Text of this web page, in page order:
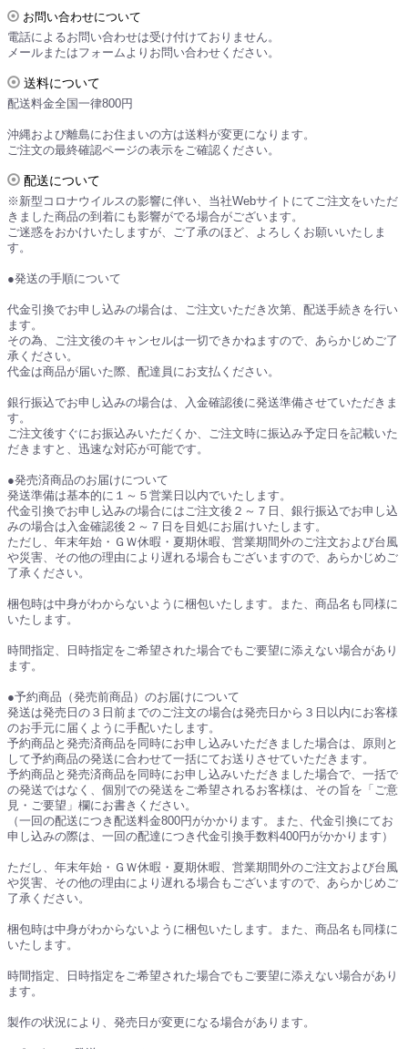
お問い合わせについて
電話によるお問い合わせは受け付けておりません。
メールまたはフォームよりお問い合わせください。
送料について
配送料金全国一律800円
沖縄および離島にお住まいの方は送料が変更になります。
ご注文の最終確認ページの表示をご確認ください。
配送について
※新型コロナウイルスの影響に伴い、当社Webサイトにてご注文をいただ
きました商品の到着にも影響がでる場合がございます。
ご迷惑をおかけいたしますが、ご了承のほど、よろしくお願いいたしま
す。
●発送の手順について
代金引換でお申し込みの場合は、ご注文いただき次第、配送手続きを行い
ます。
その為、ご注文後のキャンセルは一切できかねますので、あらかじめご了
承ください。
代金は商品が届いた際、配達員にお支払ください。
銀行振込でお申し込みの場合は、入金確認後に発送準備させていただきま
す。
ご注文後すぐにお振込みいただくか、ご注文時に振込み予定日を記載いた
だきますと、迅速な対応が可能です。
●発売済商品のお届けについて
発送準備は基本的に１～５営業日以内でいたします。
代金引換でお申し込みの場合にはご注文後２～７日、銀行振込でお申し込
みの場合は入金確認後２～７日を目処にお届けいたします。
ただし、年末年始・ＧＷ休暇・夏期休暇、営業期間外のご注文および台風
や災害、その他の理由により遅れる場合もございますので、あらかじめご
了承ください。
梱包時は中身がわからないように梱包いたします。また、商品名も同様に
いたします。
時間指定、日時指定をご希望された場合でもご要望に添えない場合があり
ます。
●予約商品（発売前商品）のお届けについて
発送は発売日の３日前までのご注文の場合は発売日から３日以内にお客様
のお手元に届くように手配いたします。
予約商品と発売済商品を同時にお申し込みいただきました場合は、原則と
して予約商品の発送に合わせて一括にてお送りさせていただきます。
予約商品と発売済商品を同時にお申し込みいただきました場合で、一括で
の発送ではなく、個別での発送をご希望されるお客様は、その旨を「ご意
見・ご要望」欄にお書きください。
（一回の配送につき配送料金800円がかかります。また、代金引換にてお
申し込みの際は、一回の配達につき代金引換手数料400円がかかります）
ただし、年末年始・ＧＷ休暇・夏期休暇、営業期間外のご注文および台風
や災害、その他の理由により遅れる場合もございますので、あらかじめご
了承ください。
梱包時は中身がわからないように梱包いたします。また、商品名も同様に
いたします。
時間指定、日時指定をご希望された場合でもご要望に添えない場合があり
ます。
製作の状況により、発売日が変更になる場合があります。